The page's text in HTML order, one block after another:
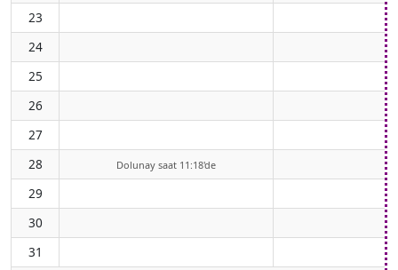
23
24
25
26
27
28
Dolunay saat 11:18'de
29
30
31